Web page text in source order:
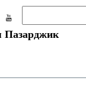
Пазарджик